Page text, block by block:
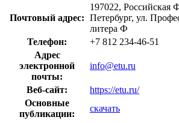
Почтовый адрес:
197022, Российская
Петербург, ул.
литера Ф
Телефон:
+7 812 234-46-51
Адрес
электронной
почты:
info@etu.ru
Веб-сайт:
https://etu.ru/
Основные
публикации:
скачать